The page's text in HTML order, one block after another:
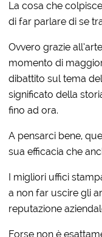
La cosa che
di far parlare di se
Ovvero grazie
momento di
dibattito sul tema
significato della
fino ad ora.
A pensarci bene,
sua efficacia che
I migliori uffici
a non far uscire gli
reputazione
Forse non è